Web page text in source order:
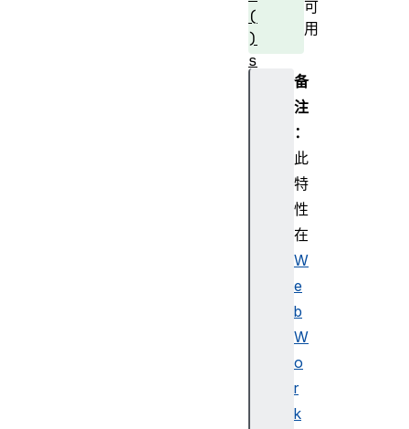
可
用
备
注
：
此
特
性
在
W
e
b
W
o
r
k
(
)
s